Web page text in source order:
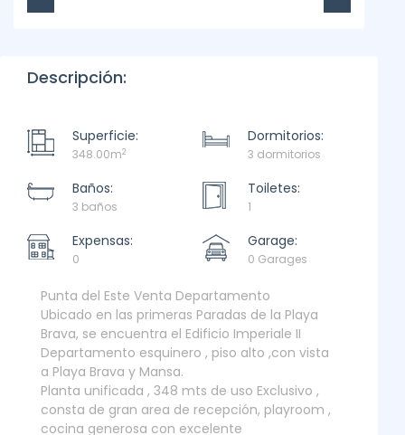
Descripción:
Superficie:
348.00m2
Dormitorios:
3 dormitorios
Baños:
3 baños
Toiletes:
1
Expensas:
0
Garage:
0 Garages
Punta del Este Venta Departamento
Ubicado en las primeras Paradas de la Playa
Brava, se encuentra el Edificio Imperiale II
Departamento esquinero , piso alto ,con vista
a Playa Brava y Mansa.
Planta unificada , 348 mts de uso Exclusivo ,
consta de gran area de recepción, playroom ,
cocina generosa con excelente